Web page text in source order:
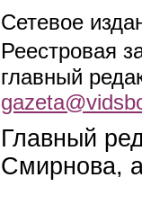
Сетевое
Реестровая
главный
Главный
Смирнова,